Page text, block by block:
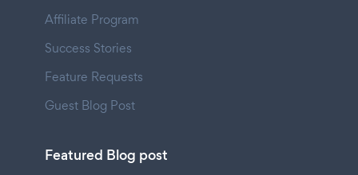
Affiliate Program
Success Stories
Feature Requests
Guest Blog Post
Featured Blog post